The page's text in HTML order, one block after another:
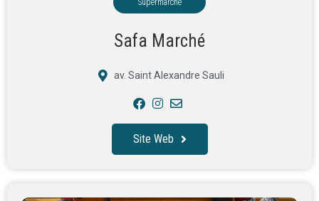
Supermarché
Safa Marché
av. Saint Alexandre Sauli
Site Web